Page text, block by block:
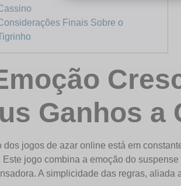
Finais Sobre o
Ganhos a
dos jogos de azar online está em
Este jogo combina a emoção do
A simplicidade das regras,